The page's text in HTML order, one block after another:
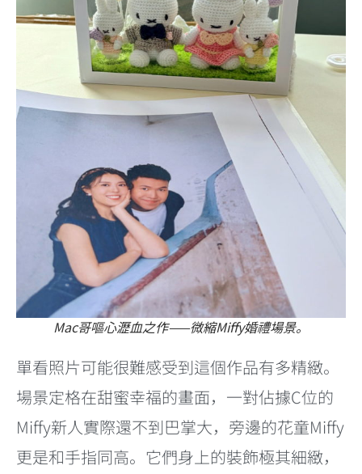
Mac哥嘔心瀝血之作——微縮Miffy婚禮場景。
單看照片可能很難感受到這個作品有多精緻。
場景定格在甜蜜幸福的畫面，一對佔據C位的
Miffy新人實際還不到巴掌大，旁邊的花童Miffy
更是和手指同高。它們身上的裝飾極其細緻，